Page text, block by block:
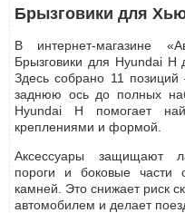
Брызговики для
В интернет-магазине
Брызговики для Hyundai
Здесь собрано 11
заднюю ось до полных
Hyundai H помогает
креплениями и формой.
Аксессуары защищают
пороги и боковые части
камней. Это снижает риск
автомобилем и делает